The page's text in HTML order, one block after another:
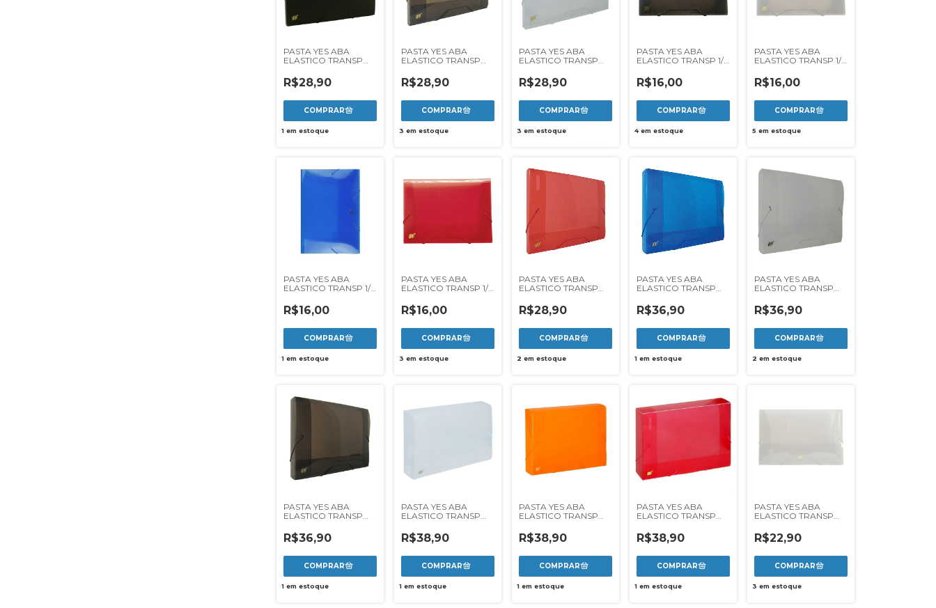
PASTA YES ABA
ELASTICO TRANSP
FOSCO
R$28,90
1em estoque
PASTA YES ABA
ELASTICO TRANSP
R$28,90
3 em estoque
PASTA YES ABA
ELASTICO TRANSP
R$28,90
3 em estoque
PASTA YES ABA
ELASTICO TRANSP 1/2
R$16,00
4em estoque
PASTA YES ABA
ELASTICO TRANSP 1/2
R$16,00
5 em estoque
PASTA YES ABA
ELASTICO TRANSP 1/2
R$16,00
1em estoque
PASTA YES ABA
ELASTICO TRANSP 1/2
R$16,00
3 em estoque
PASTA YES ABA
ELASTICO TRANSP
R$28,90
2 em estoque
PASTA YES ABA
ELASTICO TRANSP
R$36,90
1em estoque
PASTA YES ABA
ELASTICO TRANSP
R$36,90
2 em estoque
PASTA YES ABA
ELASTICO TRANSP
R$36,90
1em estoque
PASTA YES ABA
ELASTICO TRANSP
R$38,90
1em estoque
PASTA YES ABA
ELASTICO TRANSP
R$38,90
1em estoque
PASTA YES ABA
ELASTICO TRANSP
R$38,90
1em estoque
PASTA YES ABA
ELASTICO TRANSP
R$22,90
3 em estoque